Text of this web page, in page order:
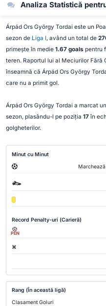
Analiza Statistică
Árpád Ors György Tordai este un
sezon de Liga I, având un total de
primește în medie 1.67 goals pentru
teren. Raportul lui al Meciurilor Fără
înseamnă că Árpád Ors György
care nu a primit gol.
Árpád Ors György Tordai a marcat
sezon, plasându-l pe poziția 17în
golgheterilor.
Minut cu Minut
Record Penalty-uri (Carieră)
PEN
Rang (În această ligă)
Clasament Goluri